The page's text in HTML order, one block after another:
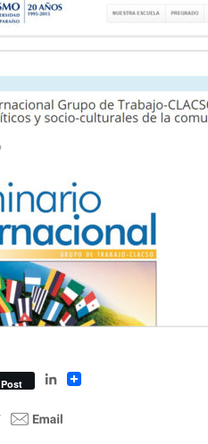
Post LinkedIn